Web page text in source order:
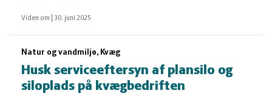
Viden om 30. juni 2025
Natur og vandmiljø, Kvæg
Husk serviceeftersyn af plansilo og
siloplads på kvægbedriften